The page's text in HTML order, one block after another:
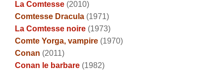
La Comtesse (2010)
Comtesse Dracula (1971)
La Comtesse noire (1973)
Comte Yorga, vampire (1970)
Conan (2011)
Conan le barbare (1982)